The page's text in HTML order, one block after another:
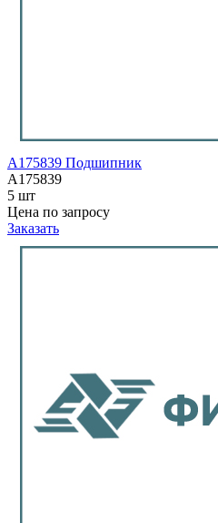
A175839 Подшипник
A175839
5 шт
Цена по запросу
Заказать